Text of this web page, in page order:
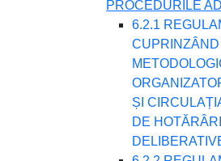
PROCEDURILE
6.2.1
ȘI
DE